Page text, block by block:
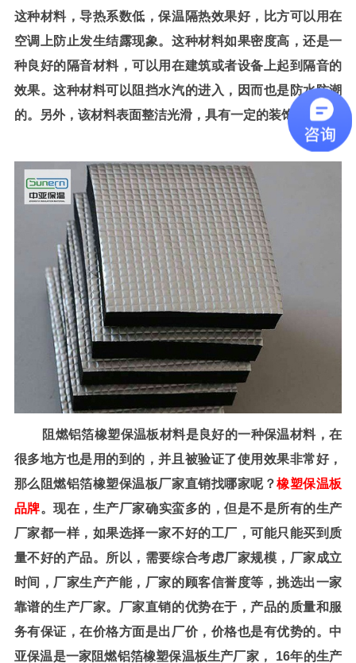
这种材料，导热系数低，保温隔热效果好，比方可以用在
空调上防止发生结露现象。这种材料如果密度高，还是一
种良好的隔音材料，可以用在建筑或者设备上起到隔音的
效果。这种材料可以阻挡水汽的进入，因而也是防水防潮
的。另外，该材料表面整洁光滑，具有一定的装饰效果。
阻燃铝箔橡塑保温板材料是良好的一种保温材料，在
很多地方也是用的到的，并且被验证了使用效果非常好，
那么阻燃铝箔橡塑保温板厂家直销找哪家呢？橡塑保温板
品牌。现在，生产厂家确实蛮多的，但是不是所有的生产
厂家都一样，如果选择一家不好的工厂，可能只能买到质
量不好的产品。所以，需要综合考虑厂家规模，厂家成立
时间，厂家生产产能，厂家的顾客信誉度等，挑选出一家
靠谱的生产厂家。厂家直销的优势在于，产品的质量和服
务有保证，在价格方面是出厂价，价格也是有优势的。中
亚保温是一家阻燃铝箔橡塑保温板生产厂家，
16年的生产